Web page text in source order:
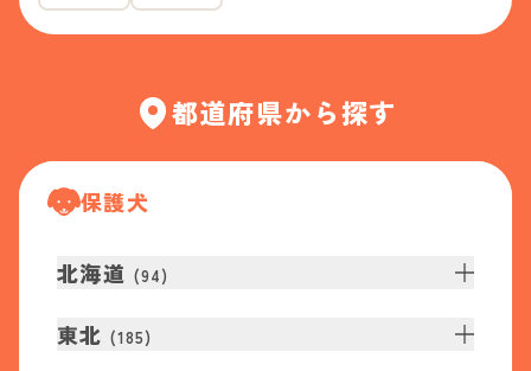
都道府県から探す
保護犬
北海道 (94)
東北 (185)